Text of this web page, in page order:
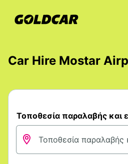
Car Hire Mostar
Τοποθεσία παραλαβής και